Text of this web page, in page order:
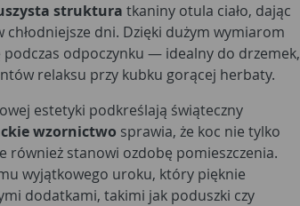
struktura tkaniny otula ciało, dając
chłodniejsze dni. Dzięki dużym wymiarom
odpoczynku — idealny do drzemek,
relaksu przy kubku gorącej herbaty.
estetyki podkreślają świąteczny
wzornictwo sprawia, że koc nie tylko
również stanowi ozdobę pomieszczenia.
wyjątkowego uroku, który pięknie
dodatkami, takimi jak poduszki czy